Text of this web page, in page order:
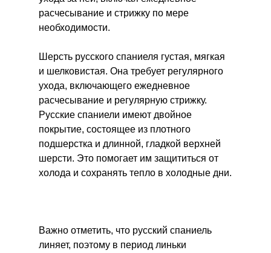
расчесывание и стрижку по мере
необходимости.
Шерсть русского спаниеля густая, мягкая
и шелковистая. Она требует регулярного
ухода, включающего ежедневное
расчесывание и регулярную стрижку.
Русские спаниели имеют двойное
покрытие, состоящее из плотного
подшерстка и длинной, гладкой верхней
шерсти. Это помогает им защититься от
холода и сохранять тепло в холодные дни.
Важно отметить, что русский спаниель
линяет, поэтому в период линьки